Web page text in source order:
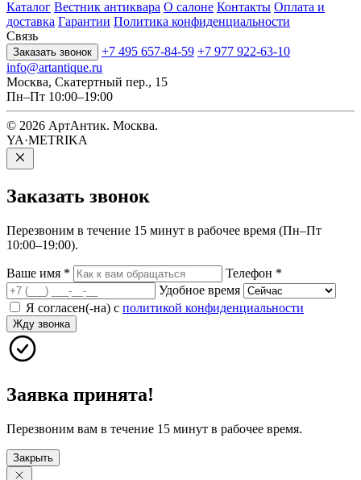
Каталог Вестник антиквара О салоне Контакты Оплата и
доставка Гарантии Политика конфиденциальности
Связь
Заказать звонок +7 495 657-84-59 +7 977 922-63-10
info@artantique.ru
Москва, Скатертный пер., 15
Пн–Пт 10:00–19:00
© 2026 АртАнтик. Москва.
YA·METRIKA
Заказать звонок
Перезвоним в течение 15 минут в рабочее время (Пн–Пт
10:00–19:00).
Ваше имя * Телефон *
Удобное время
Я согласен(-на) с политикой конфиденциальности
Жду звонка
Заявка принята!
Перезвоним вам в течение 15 минут в рабочее время.
Закрыть